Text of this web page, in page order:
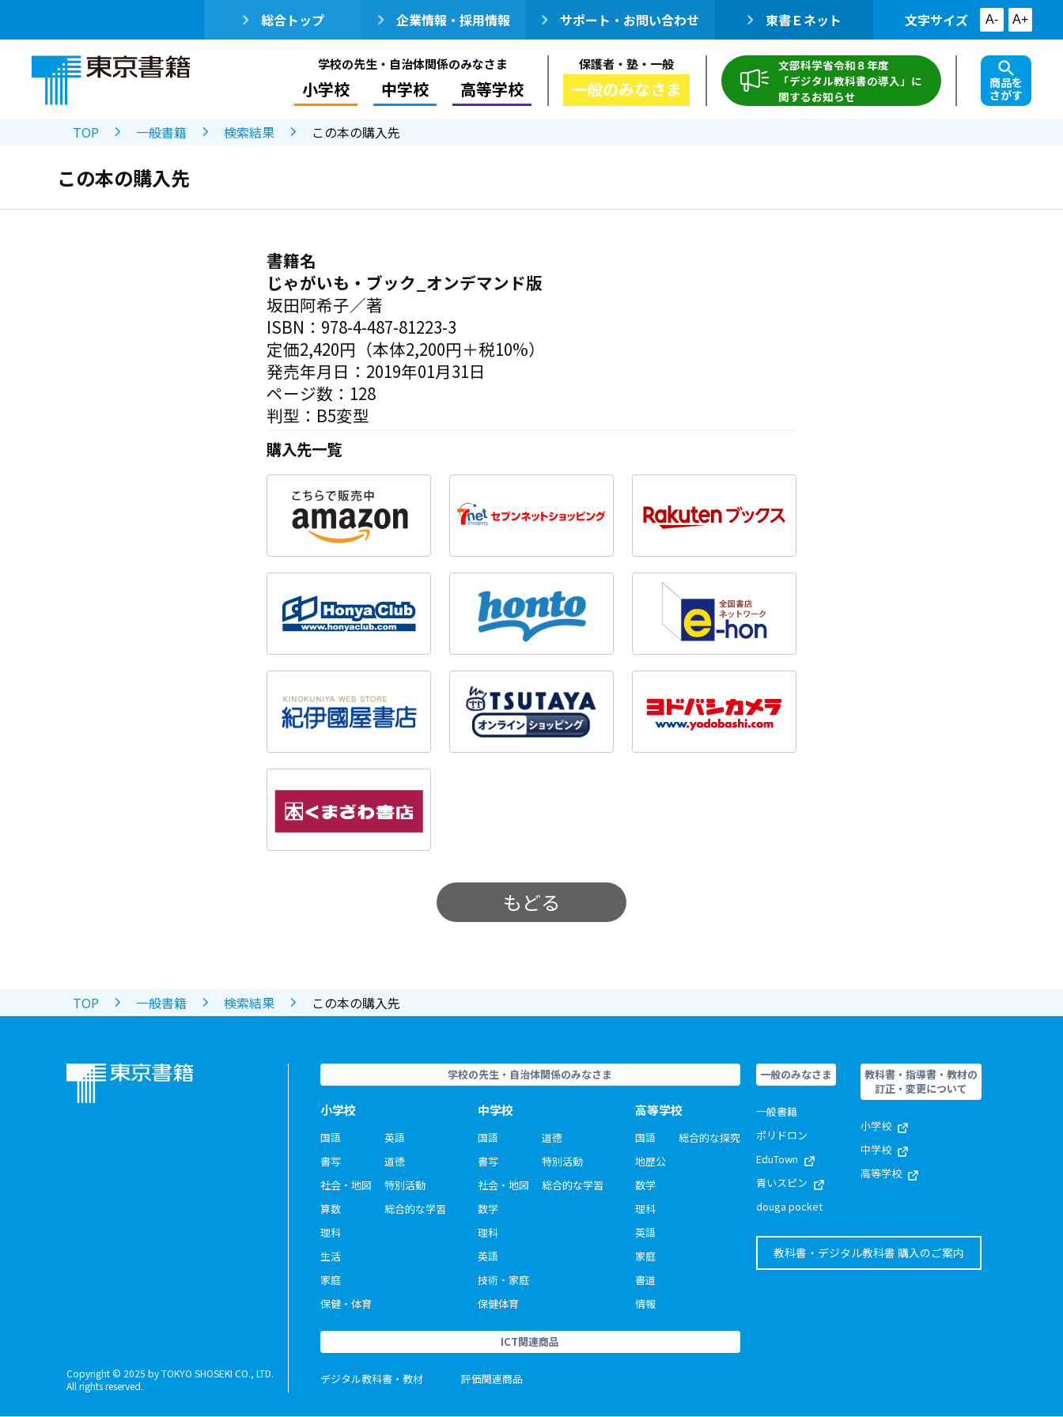
総合トップ 企業情報・採用情報 サポート・お問い合わせ 東書Ｅネット 文字サイズ A- A+
学校の先生・自治体関係のみなさま
小学校 中学校 高等学校
保護者・塾・一般
一般のみなさま
文部科学省令和８年度
「デジタル教科書の導入」に
関するお知らせ
商品を
さがす
TOP 一般書籍 検索結果 この本の購入先
この本の購入先
書籍名
じゃがいも・ブック_オンデマンド版
坂田阿希子／著
ISBN：978-4-487-81223-3
定価2,420円（本体2,200円＋税10%）
発売年月日：2019年01月31日
ページ数：128
判型：B5変型
購入先一覧
もどる
TOP 一般書籍 検索結果 この本の購入先
Copyright © 2025 by TOKYO SHOSEKI CO., LTD.
All rights reserved.
学校の先生・自治体関係のみなさま
小学校
国語
書写
社会・地図
算数
理科
生活
家庭
保健・体育
英語
道徳
特別活動
総合的な学習
中学校
国語
書写
社会・地図
数学
理科
英語
技術・家庭
保健体育
道徳
特別活動
総合的な学習
高等学校
国語
地歴公
数学
理科
英語
家庭
書道
情報
総合的な探究
ICT関連商品
デジタル教科書・教材 評価関連商品
一般のみなさま
一般書籍
ポリドロン
EduTown
青いスピン
douga pocket
教科書・指導書・教材の
訂正・変更について
小学校
中学校
高等学校
教科書・デジタル教科書 購入のご案内